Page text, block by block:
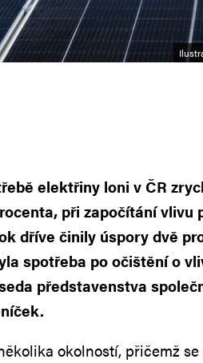
elektřiny loni v ČR
při započítání vlivu
dříve činily úspory dvě
spotřeba po očištění o
představenstva
okolností, přičemž